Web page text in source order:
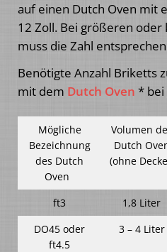
auf einen Dutch Oven mit
12 Zoll. Bei größeren
muss die Zahl
Benötigte Anzahl Briketts
mit dem Dutch Oven * bei
Mögliche
Bezeichnung
des Dutch
Oven
Volumen
Dutch
(ohne
ft3
1,8 Liter
DO45 oder
ft4.5
3 – 4 Liter